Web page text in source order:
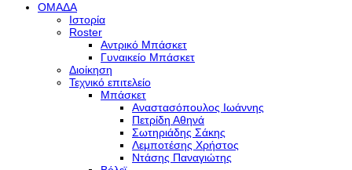
ΟΜΑΔΑ
Ιστορία
Roster
Αντρικό Μπάσκετ
Γυναικείο Μπάσκετ
Διοίκηση
Τεχνικό επιτελείο
Μπάσκετ
Αναστασόπουλος Ιωάννης
Πετρίδη Αθηνά
Σωτηριάδης Σάκης
Λεμποτέσης Χρήστος
Ντάσης Παναγιώτης